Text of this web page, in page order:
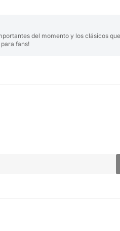
del momento y los clásicos que
fans!